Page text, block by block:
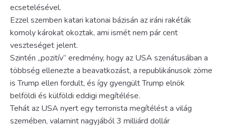
ecsetelésével.
Ezzel szemben katari katonai bázisán az iráni rakéták
komoly károkat okoztak, ami ismét nem pár cent
veszteséget jelent.
Szintén „pozitív” eredmény, hogy az USA szenátusában a
többség ellenezte a beavatkozást, a republikánusok zöme
is Trump ellen fordult, és így gyengült Trump elnök
belföldi és külföldi eddigi megítélése.
Tehát az USA nyert egy terrorista megítélést a világ
szemében, valamint nagyjából 3 milliárd dollár